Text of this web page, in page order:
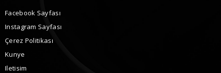
Facebook Sayfası
Instagram Sayfası
Çerez Politikası
Kunye
Iletisim